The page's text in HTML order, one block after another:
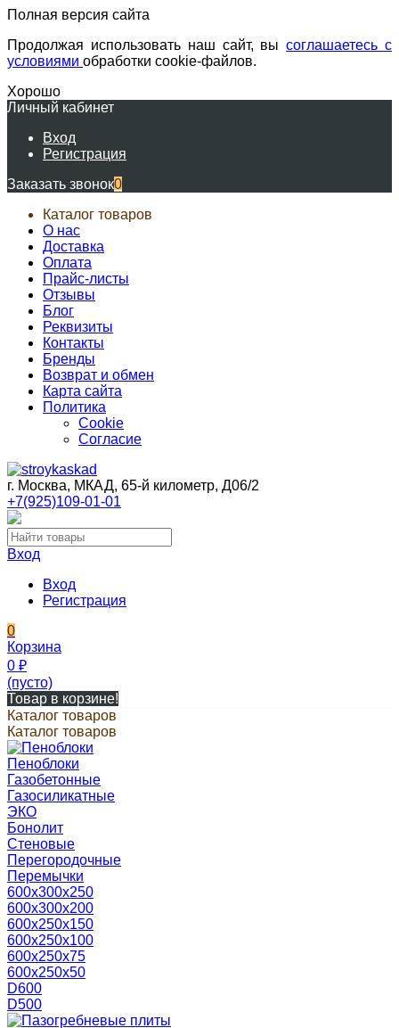
Полная версия сайта
Продолжая использовать наш сайт, высоглашаетесь с
условиями обработки cookie-файлов.
Хорошо
Личный кабинет
Вход
Регистрация
Заказать звонок0
Каталог товаров
О нас
Доставка
Оплата
Прайс-листы
Отзывы
Блог
Реквизиты
Контакты
Бренды
Возврат и обмен
Карта сайта
Политика
Cookie
Согласие
г. Москва, МКАД, 65-й километр, Д06/2
+7(925)109-01-01
Вход
Вход
Регистрация
0
Корзина
0 ₽
(пусто)
Товар в корзине!
Каталог товаров
Каталог товаров
Пеноблоки
Газобетонные
Газосиликатные
ЭКО
Бонолит
Стеновые
Перегородочные
Перемычки
600х300х250
600х300х200
600х250х150
600х250х100
600х250х75
600х250х50
D600
D500